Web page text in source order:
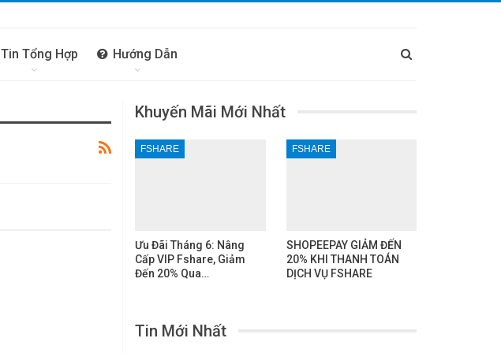
Tin Tổng Hợp Hướng Dẫn
Khuyến Mãi Mới Nhất
FSHARE
Ưu Đãi Tháng 6: Nâng
Cấp VIP Fshare, Giảm
Đến 20% Qua…
FSHARE
SHOPEEPAY GIẢM ĐẾN
20% KHI THANH TOÁN
DỊCH VỤ FSHARE
Tin Mới Nhất